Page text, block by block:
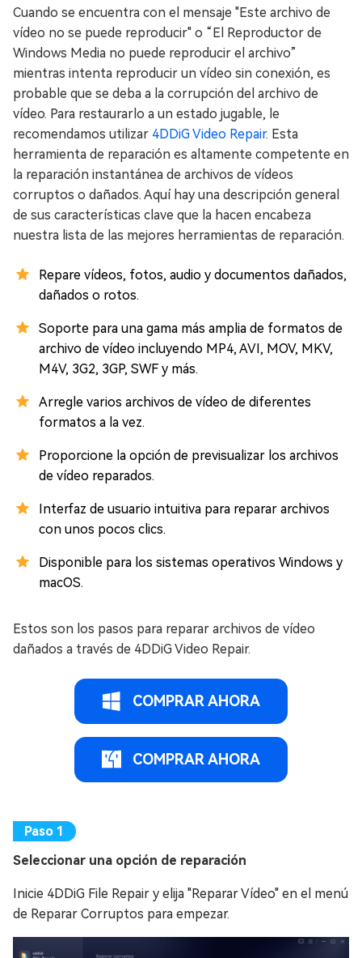
Cuando se encuentra con el mensaje "Este archivo de
vídeo no se puede reproducir" o “El Reproductor de
Windows Media no puede reproducir el archivo”
mientras intenta reproducir un vídeo sin conexión, es
probable que se deba a la corrupción del archivo de
vídeo. Para restaurarlo a un estado jugable, le
recomendamos utilizar 4DDiG Video Repair. Esta
herramienta de reparación es altamente competente en
la reparación instantánea de archivos de vídeos
corruptos o dañados. Aquí hay una descripción general
de sus características clave que la hacen encabeza
nuestra lista de las mejores herramientas de reparación.
Repare vídeos, fotos, audio y documentos dañados,
dañados o rotos.
Soporte para una gama más amplia de formatos de
archivo de vídeo incluyendo MP4, AVI, MOV, MKV,
M4V, 3G2, 3GP, SWF y más.
Arregle varios archivos de vídeo de diferentes
formatos a la vez.
Proporcione la opción de previsualizar los archivos
de vídeo reparados.
Interfaz de usuario intuitiva para reparar archivos
con unos pocos clics.
Disponible para los sistemas operativos Windows y
macOS.
Estos son los pasos para reparar archivos de vídeo
dañados a través de 4DDiG Video Repair.
COMPRAR AHORA
COMPRAR AHORA
Seleccionar una opción de reparación
Inicie 4DDiG File Repair y elija "Reparar Vídeo" en el menú
de Reparar Corruptos para empezar.